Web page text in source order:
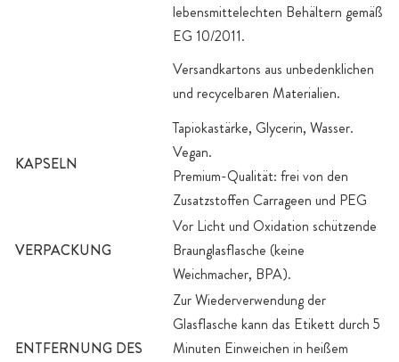
lebensmittelechten Behältern gemäß
EG 10/2011.
Versandkartons aus unbedenklichen
und recycelbaren Materialien.
KAPSELN
Tapiokastärke, Glycerin, Wasser.
Vegan.
Premium-Qualität: frei von den
Zusatzstoffen Carrageen und PEG
VERPACKUNG
Vor Licht und Oxidation schützende
Braunglasflasche (keine
Weichmacher, BPA).
ENTFERNUNG DES
Zur Wiederverwendung der
Glasflasche kann das Etikett durch 5
Minuten Einweichen in heißem